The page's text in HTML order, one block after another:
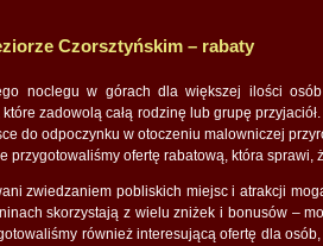
Czorsztyńskim – rabaty
noclegu w górach dla większej ilości
zadowolą całą rodzinę lub grupę
do odpoczynku w otoczeniu malowniczej
przygotowaliśmy ofertę rabatową, która sprawi,
zwiedzaniem pobliskich miejsc i atrakcji
skorzystają z wielu zniżek i bonusów –
również interesującą ofertę dla